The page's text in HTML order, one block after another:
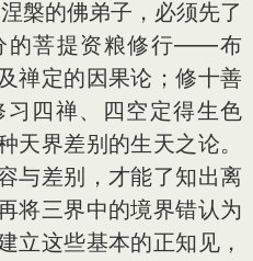
槃的佛弟子，必须先了
的菩提资粮修行——布
禅定的因果论；修十善
四禅、四空定得生色
天界差别的生天之论。
与差别，才能了知出离
将三界中的境界错认为
立这些基本的正知见，